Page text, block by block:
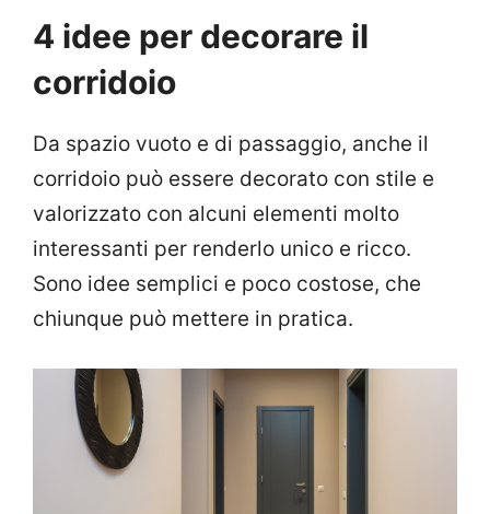
4 idee per decorare il
corridoio
Da spazio vuoto e di passaggio, anche il
corridoio può essere decorato con stile e
valorizzato con alcuni elementi molto
interessanti per renderlo unico e ricco.
Sono idee semplici e poco costose, che
chiunque può mettere in pratica.